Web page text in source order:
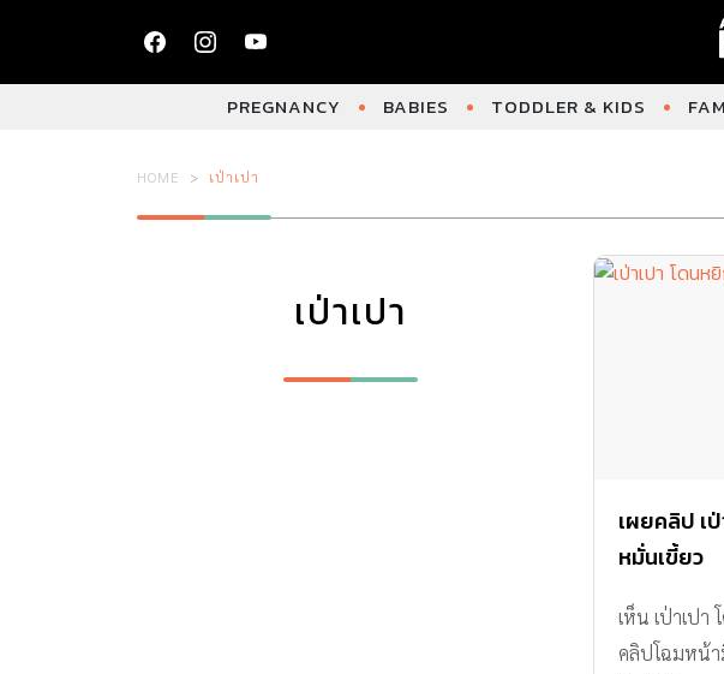
PREGNANCY BABIES TODDLER & KIDS
HOME เป่าเปา
เป่าเปา
เผยคลิป เ
หมั่นเขี้ยว
เห็น เป่าเปา
คลิปโฉมหน้า